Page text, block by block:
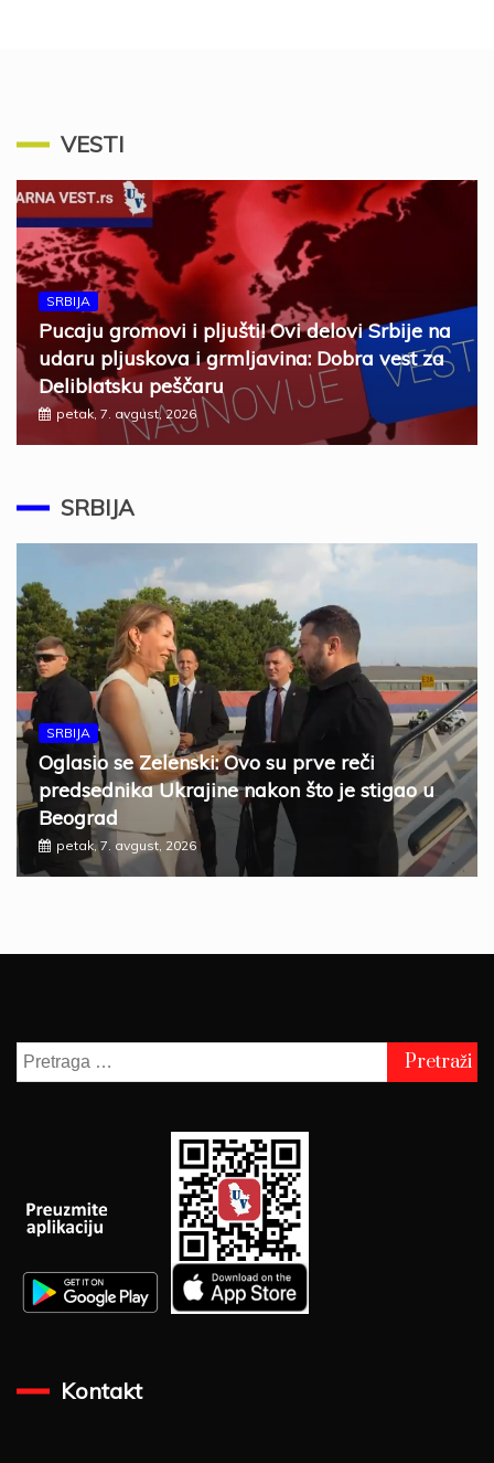
VESTI
SRBIJA
Pucaju gromovi i pljušti! Ovi delovi Srbije na
udaru pljuskova i grmljavina: Dobra vest za
Deliblatsku peščaru
petak, 7. avgust, 2026
SRBIJA
SRBIJA
Oglasio se Zelenski: Ovo su prve reči
predsednika Ukrajine nakon što je stigao u
Beograd
petak, 7. avgust, 2026
Pretraga
za:
Kontakt